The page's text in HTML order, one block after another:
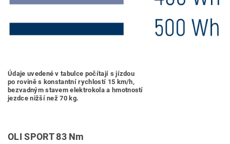
Údaje uvedené v tabulce počítají s jízdou
po rovině s konstantní rychlostí 15 km/h,
bezvadným stavem elektrokola a hmotností
jezdce nižší než 70 kg.
OLI SPORT 83 Nm